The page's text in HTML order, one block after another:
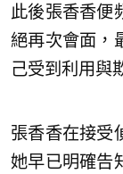
此後張香香便
絕再次會面，
己受到利用與
張香香在接受
她早已明確告